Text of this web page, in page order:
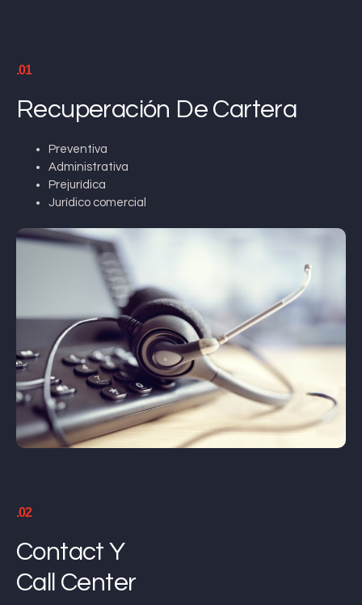
.01
Recuperación De Cartera
Preventiva
Administrativa
Prejurídica
Jurídico comercial
.02
Contact Y
Call Center